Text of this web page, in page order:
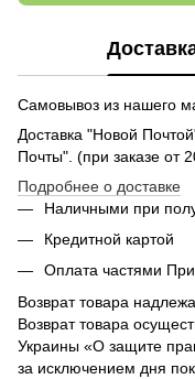
Самовывоз из нашего
Доставка "Новой
Почты". (при заказе от
Подробнее о доставке
Наличными при
Кредитной картой
Оплата частями
Возврат товара
Возврат товара
Украины «О защите
за исключением дня